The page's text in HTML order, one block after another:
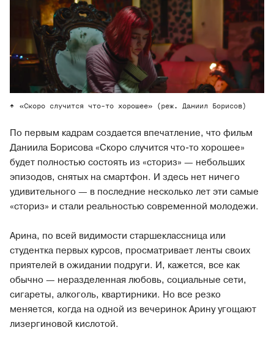
«Скоро случится что-то хорошее» (реж. Даниил Борисов)
По первым кадрам создается впечатление, что фильм
Даниила Борисова «Скоро случится что-то хорошее»
будет полностью состоять из «сториз» — небольших
эпизодов, снятых на смартфон. И здесь нет ничего
удивительного — в последние несколько лет эти самые
«сториз» и стали реальностью современной молодежи.
Арина, по всей видимости старшеклассница или
студентка первых курсов, просматривает ленты своих
приятелей в ожидании подруги. И, кажется, все как
обычно — неразделенная любовь, социальные сети,
сигареты, алкоголь, квартирники. Но все резко
меняется, когда на одной из вечеринок Арину угощают
лизергиновой кислотой.